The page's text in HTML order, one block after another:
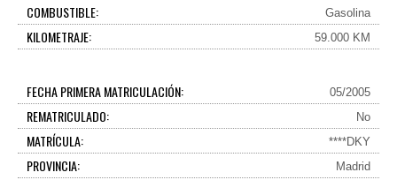
COMBUSTIBLE: Gasolina
KILOMETRAJE: 59.000 KM
FECHA PRIMERA MATRICULACIÓN: 05/2005
REMATRICULADO: No
MATRÍCULA: ****DKY
PROVINCIA: Madrid